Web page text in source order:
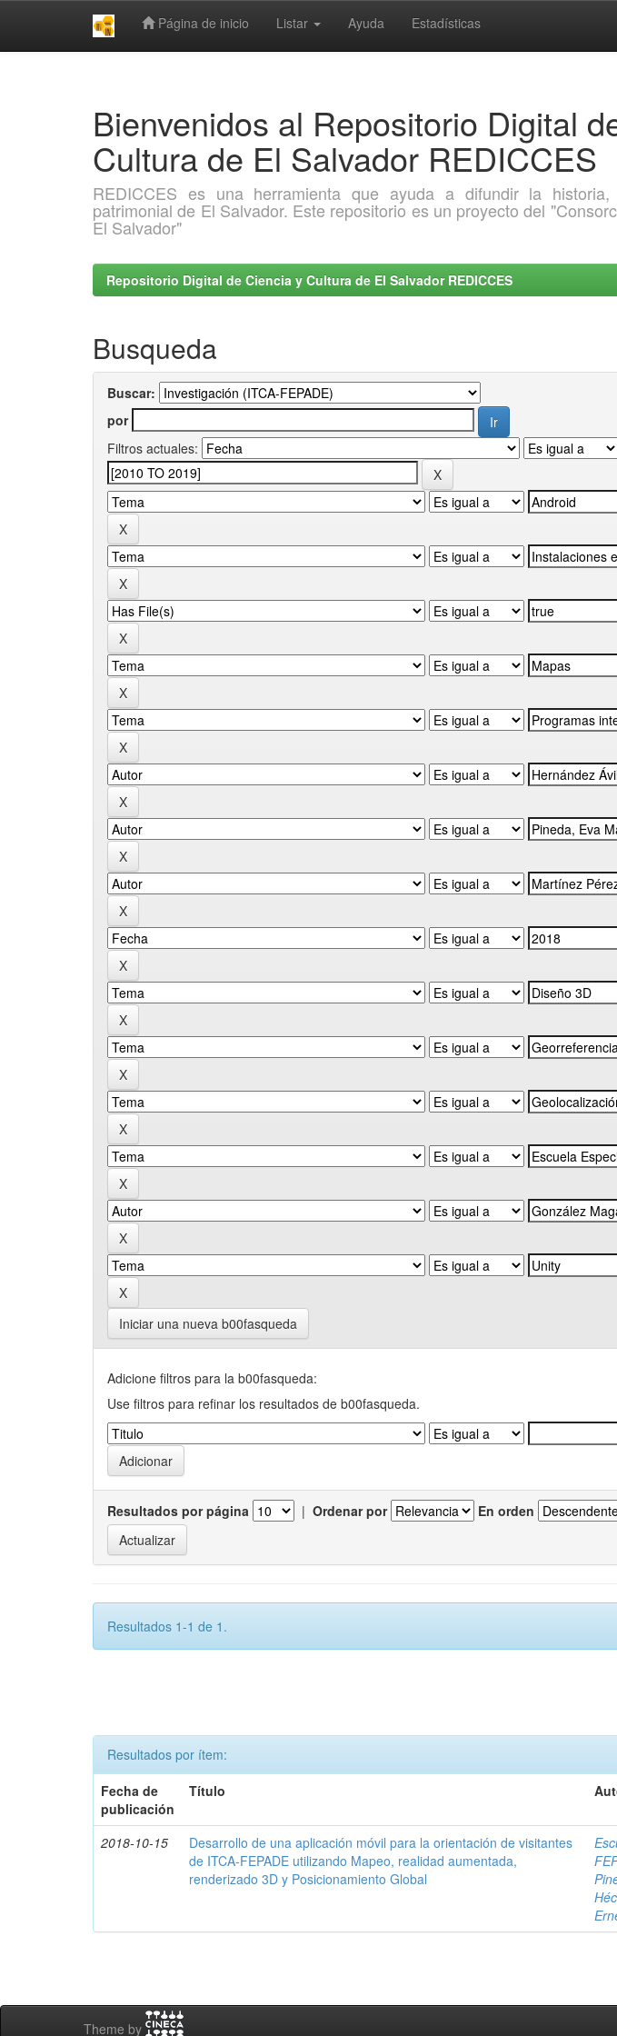
Página de inicio Listar Ayuda Estadísticas
Bienvenidos al Repositorio Digital
Cultura de El Salvador REDICCES
REDICCES es una herramienta que ayuda a difundir la
patrimonial de El Salvador. Este repositorio es un proyecto del
El Salvador"
Repositorio Digital de Ciencia y Cultura de El Salvador REDICCES
Busqueda
Buscar:
por
Filtros actuales:
Iniciar una nueva b00fasqueda
Adicione filtros para la b00fasqueda:
Use filtros para refinar los resultados de b00fasqueda.
Resultados por página | Ordenar por En orden
Resultados 1-1 de 1.
Resultados por ítem:
Fecha de
publicación
Título
2018-10-15
Desarrollo de una aplicación móvil para la orientación de visitantes
de ITCA-FEPADE utilizando Mapeo, realidad aumentada,
renderizado 3D y Posicionamiento Global
Theme by